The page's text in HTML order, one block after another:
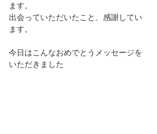
ます。
出会っていただいたこと、感謝してい
ます。
今日はこんなおめでとうメッセージを
いただきました